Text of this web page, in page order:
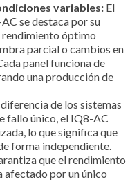
variables: El
se destaca por su
rendimiento óptimo
parcial o cambios en
panel funciona de
una producción de
de los sistemas
fallo único, el IQ8-AC
lo que significa que
forma independiente.
que el rendimiento
afectado por un único